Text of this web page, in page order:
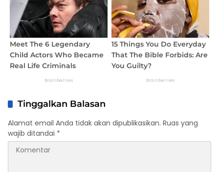
Tinggalkan Balasan
Alamat email Anda tidak akan dipublikasikan. Ruas yang
wajib ditandai *